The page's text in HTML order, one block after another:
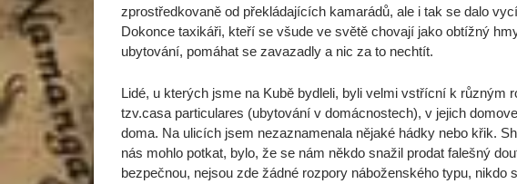
zprostředkovaně od překládajících kamarádů, ale i tak se dalo
Dokonce taxikáři, kteří se všude ve světě chovají jako obtížný
ubytování, pomáhat se zavazadly a nic za to nechtít.
Lidé, u kterých jsme na Kubě bydleli, byli velmi vstřícní k různým
tzv.casa particulares (ubytování v domácnostech), v jejich
doma. Na ulicích jsem nezaznamenala nějaké hádky nebo křik.
nás mohlo potkat, bylo, že se nám někdo snažil prodat falešný
bezpečnou, nejsou zde žádné rozpory náboženského typu, nikdo